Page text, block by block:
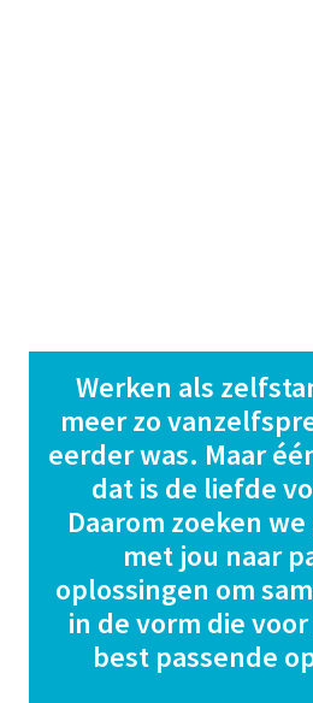
Werken als
meer zo
eerder was. Maar
dat is de liefde
met jou naar
oplossingen om
in de vorm die
best passende